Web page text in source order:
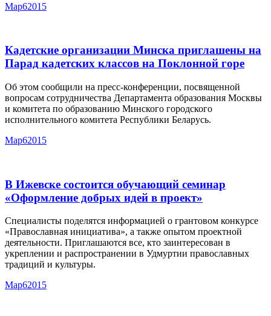
Мар62015
Кадетские организации Минска приглашены на
Парад кадетских классов на Поклонной горе
Об этом сообщили на пресс-конференции, посвященной
вопросам сотрудничества Департамента образования Москвы
и комитета по образованию Минского городского
исполнительного комитета Республики Беларусь.
Мар62015
В Ижевске состоится обучающий семинар
«Оформление добрых идей в проект»
Специалисты поделятся информацией о грантовом конкурсе
«Православная инициатива», а также опытом проектной
деятельности. Приглашаются все, кто заинтересован в
укреплении и распространении в Удмуртии православных
традиций и культуры.
Мар62015